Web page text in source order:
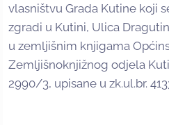
vlasništvu Grada Kutine koji
zgradi u Kutini, Ulica
u zemljišnim knjigama
Zemljišnoknjižnog odjela
2990/3, upisane u zk.ul.br.